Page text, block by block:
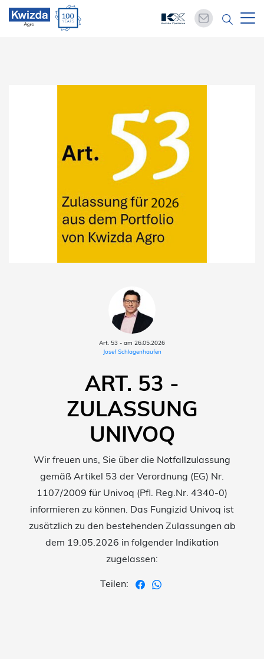
Art. 53 - am 26.05.2026
Josef Schlagenhaufen
ART. 53 -
ZULASSUNG
UNIVOQ
Wir freuen uns, Sie über die Notfallzulassung
gemäß Artikel 53 der Verordnung (EG) Nr.
1107/2009 für Univoq (Pfl. Reg.Nr. 4340-0)
informieren zu können. Das Fungizid Univoq ist
zusätzlich zu den bestehenden Zulassungen ab
dem 19.05.2026 in folgender Indikation
zugelassen:
Teilen: